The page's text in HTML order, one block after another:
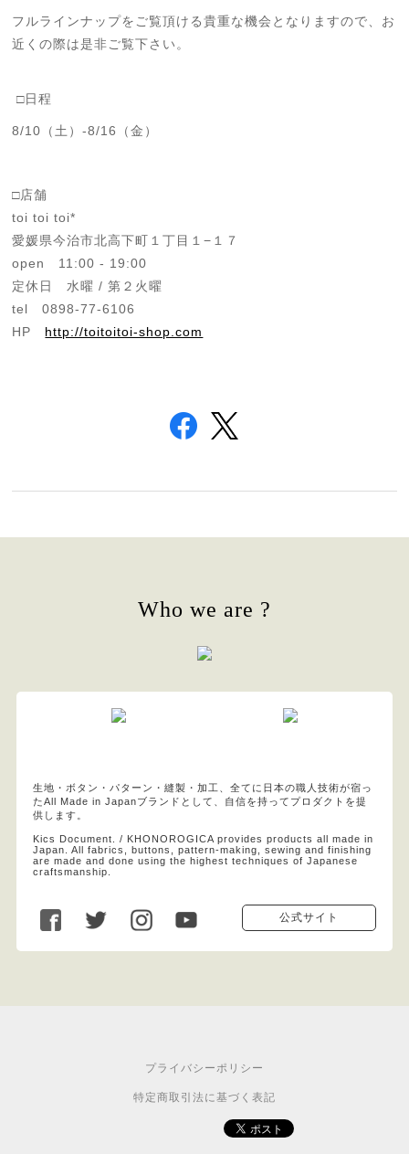
フルラインナップをご覧頂ける貴重な機会となりますので、お
近くの際は是非ご覧下さい。
□日程
8/10（土）-8/16（金）
□店舗
toi toi toi*
愛媛県今治市北高下町１丁目１−１７
open 11:00 - 19:00
定休日 水曜 / 第２火曜
tel 0898-77-6106
HP http://toitoitoi-shop.com
Who we are ?
生地・ボタン・パターン・縫製・加工、全てに日本の職人技術が宿っ
たAll Made in Japanブランドとして、自信を持ってプロダクトを提
供します。
Kics Document. / KHONOROGICA provides products all made in
Japan. All fabrics, buttons, pattern-making, sewing and finishing
are made and done using the highest techniques of Japanese
craftsmanship.
公式サイト
プライバシーポリシー
特定商取引法に基づく表記